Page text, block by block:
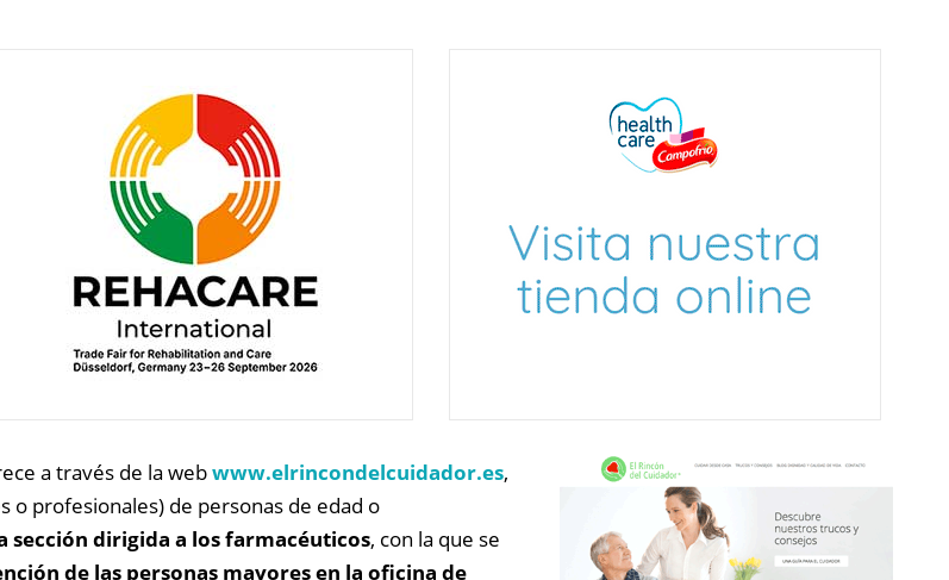
a través de la webwww.elrincondelcuidador.es,
o profesionales) de personas de edad o
sección dirigida a los farmacéuticos, con la que se
de las personas mayores en la oficina de